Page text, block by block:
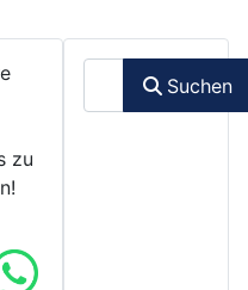
zu
Suchen
Suchen